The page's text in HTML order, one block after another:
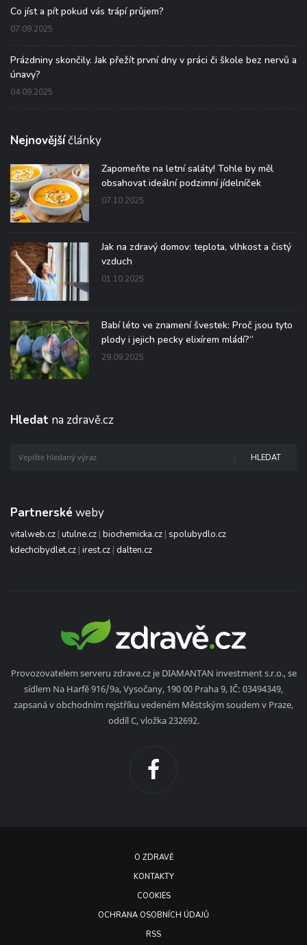
Co jíst a pít pokud vás trápí průjem?
07.09.2025
Prázdniny skončily. Jak přežít první dny v práci či škole bez nervů a
únavy?
04.09.2025
Nejnovějšíčlánky
Zapomeňte na letní saláty! Tohle by měl
obsahovat ideální podzimní jídelníček
07.10.2025
Jak na zdravý domov: teplota, vlhkost a čistý
vzduch
01.10.2025
Babí léto ve znamení švestek: Proč jsou tyto
plody i jejich pecky elixírem mládí?“
29.09.2025
Hledat na zdravě.cz
HLEDAT
Partnerské weby
vitalweb.cz | utulne.cz | biochemicka.cz | spolubydlo.cz
kdechcibydlet.cz | irest.cz | dalten.cz
Provozovatelem serveru zdrave.cz je DIAMANTAN investment s.r.o., se
sídlem Na Harfě 916/9a, Vysočany, 190 00 Praha 9, IČ: 03494349,
zapsaná v obchodním rejstříku vedeném Městským soudem v Praze,
oddíl C, vložka 232692.
O ZDRAVĚ
KONTAKTY
COOKIES
OCHRANA OSOBNÍCH ÚDAJŮ
RSS